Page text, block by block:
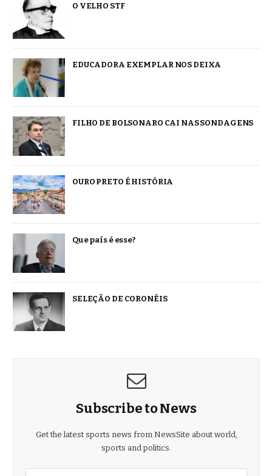
O VELHO STF
EDUCADORA EXEMPLAR NOS DEIXA
FILHO DE BOLSONARO CAI NAS SONDAGENS
OURO PRETO É HISTÓRIA
Que país é esse?
SELEÇÃO DE CORONÉIS
Subscribe to News
Get the latest sports news from NewsSite about world,
sports and politics.